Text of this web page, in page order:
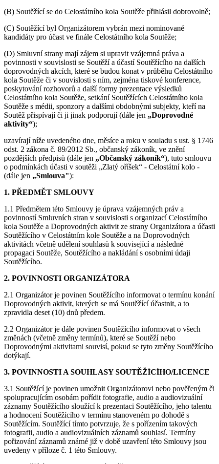
(B) Soutěžící se do Celostátního kola Soutěže přihlásil dobrovolně;
(C) Soutěžící byl Organizátorem vybrán mezi nominované
kandidáty pro účast ve finále Celostátního kola Soutěže;
(D) Smluvní strany mají zájem si upravit vzájemná práva a
povinnosti v souvislosti se Soutěží a účastí Soutěžícího na dalších
doprovodných akcích, které se budou konat v průběhu Celostátního
kola Soutěže či v souvislosti s ním, zejména tiskové konference,
poskytování rozhovorů a další formy prezentace výsledků
Celostátního kola Soutěže, setkání Soutěžících Celostátního kola
Soutěže s médii, sponzory a dalšími obdobnými subjekty, kteří na
Soutěž přispívají či ji jinak podporují (dále jen „Doprovodné
aktivity“);
uzavírají níže uvedeného dne, měsíce a roku v souladu s ust. § 1746
odst. 2 zákona č. 89/2012 Sb., občanský zákoník, ve znění
pozdějších předpisů (dále jen „Občanský zákoník“), tuto smlouvu
o podmínkách účasti v soutěži „Zlatý oříšek“ - Celostátní kolo -
(dále jen „Smlouva"):
1. PŘEDMĚT SMLOUVY
1.1 Předmětem této Smlouvy je úprava vzájemných práv a
povinností Smluvních stran v souvislosti s organizací Celostátního
kola Soutěže a Doprovodných aktivit ze strany Organizátora a účasti
Soutěžícího v Celostátním kole Soutěže a na Doprovodných
aktivitách včetně udělení souhlasů k související a následné
propagaci Soutěže, Soutěžícího a nakládání s osobními údaji
Soutěžícího.
2. POVINNOSTI ORGANIZÁTORA
2.1 Organizátor je povinen Soutěžícího informovat o termínu konání
Doprovodných aktivit, kterých se má Soutěžící účastnit, a to
zpravidla deset (10) dnů předem.
2.2 Organizátor je dále povinen Soutěžícího informovat o všech
změnách (včetně změny termínů), které se Soutěží nebo
Doprovodnými aktivitami souvisí, pokud se tyto změny Soutěžícího
dotýkají.
3. POVINNOSTI A SOUHLASY SOUTĚŽÍCÍHO/LICENCE
3.1 Soutěžící je povinen umožnit Organizátorovi nebo pověřeným či
spolupracujícím osobám pořídit fotografie, audio a audiovizuální
záznamy Soutěžícího sloužící k prezentaci Soutěžícího, jeho talentu
a hodnocení Soutěžícího v termínu stanoveném po dohodě s
Soutěžícím. Soutěžící tímto potvrzuje, že s pořízením takových
fotografii, audio a audiovizuálních záznamů souhlasí. Termíny
pořizování záznamů známé již v době uzavření této Smlouvy jsou
uvedeny v příloze č. 1 této Smlouvy.